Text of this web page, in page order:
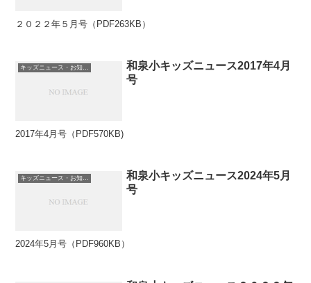
２０２２年５月号（PDF263KB）
キッズニュース・お知らせ
和泉小キッズニュース2017年4月
号
2017年4月号（PDF570KB)
和泉小キッズニュース2024年5月
号
2024年5月号（PDF960KB）